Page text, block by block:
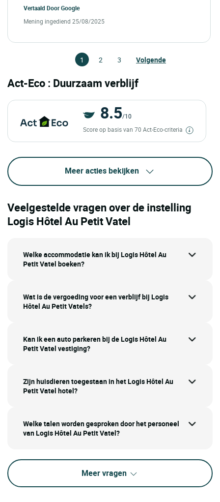
Vertaald DoorGoogle
Mening ingediend 25/08/2025
1 2 3 Volgende
Act-Eco : Duurzaam verblijf
8.5/10
Score op basis van 70 Act-Eco-criteria
Meer acties bekijken
Veelgestelde vragen over de instelling
Logis Hôtel Au Petit Vatel
Welke accommodatie kan ik bij Logis Hôtel Au
Petit Vatel boeken?
Wat is de vergoeding voor een verblijf bij Logis
Hôtel Au Petit Vatels?
Kan ik een auto parkeren bij de Logis Hôtel Au
Petit Vatel vestiging?
Zijn huisdieren toegestaan in het Logis Hôtel Au
Petit Vatel hotel?
Welke talen worden gesproken door het personeel
van Logis Hôtel Au Petit Vatel?
Meer vragen